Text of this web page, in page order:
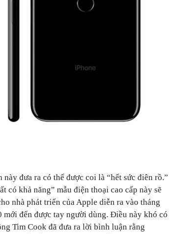
đưa ra có thể được coi là “hết sức điên rồ.”
có khả năng” mẫu điện thoại cao cấp này sẽ
nhà phát triển của Apple diễn ra vào tháng
mới đến được tay người dùng. Điều này khó có
Tim Cook đã đưa ra lời bình luận rằng